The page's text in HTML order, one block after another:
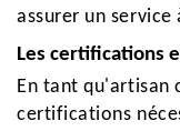
assurer un
Les certifications
En tant qu'artisan
certifications